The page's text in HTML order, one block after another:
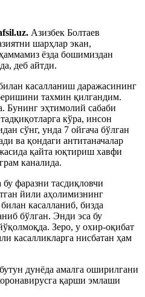
Азизбек Болтаев
шарҳлар экан,
ёзда бошимиздан
деб айтди.
касалланиш даражасининг
тахмин қилгандим.
Бунинг эҳтимолий сабаби
кўра, инсон
сўнг, унда 7 ойгача бўлган
ва қондаги антитаначалар
қайта юқтириш хавфи
каналида.
фаразни тасдиқловчи
йили аҳолимизнинг
касалланиб, бизда
бўлган. Энди эса бу
Зеро, у охир-оқибат
касалликларга нисбатан ҳам
дунёда амалга оширилгани
қарши эмлаши